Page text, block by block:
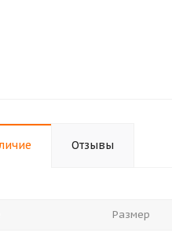
Отзывы
Размер